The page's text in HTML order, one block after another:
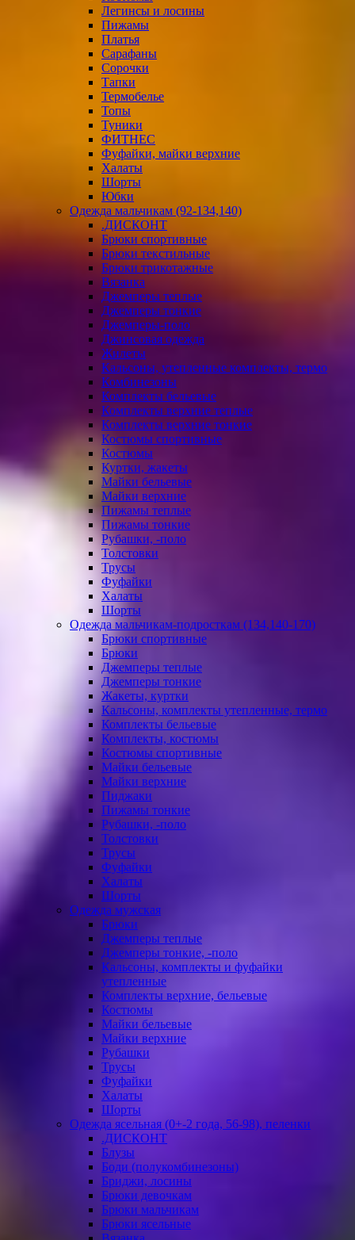
Легинсы и лосины
Пижамы
Платья
Сарафаны
Сорочки
Тапки
Термобелье
Топы
Туники
ФИТНЕС
Фуфайки, майки верхние
Халаты
Шорты
Юбки
Одежда мальчикам (92-134,140)
.ДИСКОНТ
Брюки спортивные
Брюки текстильные
Брюки трикотажные
Вязанка
Джемперы теплые
Джемперы тонкие
Джемперы-поло
Джинсовая одежда
Жилеты
Кальсоны, утепленные комплекты, термо
Комбинезоны
Комплекты бельевые
Комплекты верхние теплые
Комплекты верхние тонкие
Костюмы спортивные
Костюмы
Куртки, жакеты
Майки бельевые
Майки верхние
Пижамы теплые
Пижамы тонкие
Рубашки, -поло
Толстовки
Трусы
Фуфайки
Халаты
Шорты
Одежда мальчикам-подросткам (134,140-170)
Брюки спортивные
Брюки
Джемперы теплые
Джемперы тонкие
Жакеты, куртки
Кальсоны, комплекты утепленные, термо
Комплекты бельевые
Комплекты, костюмы
Костюмы спортивные
Майки бельевые
Майки верхние
Пиджаки
Пижамы тонкие
Рубашки, -поло
Толстовки
Трусы
Фуфайки
Халаты
Шорты
Одежда мужская
Брюки
Джемперы теплые
Джемперы тонкие, -поло
Кальсоны, комплекты и фуфайки
утепленные
Комплекты верхние, бельевые
Костюмы
Майки бельевые
Майки верхние
Рубашки
Трусы
Фуфайки
Халаты
Шорты
Одежда ясельная (0+-2 года, 56-98), пеленки
.ДИСКОНТ
Блузы
Боди (полукомбинезоны)
Бриджи, лосины
Брюки девочкам
Брюки мальчикам
Брюки ясельные